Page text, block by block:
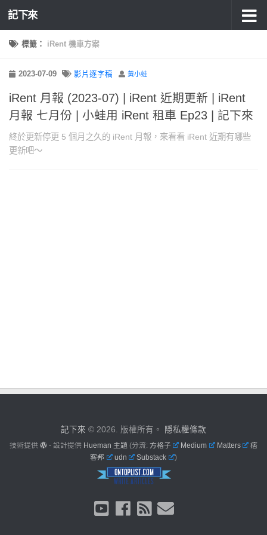
記下來
標籤： iRent 機車方案
2023-07-09 影片逐字稿 黃小蛙
iRent 月報 (2023-07) | iRent 近期更新 | iRent
月報 七月份 | 小蛙用 iRent 租車 Ep23 | 記下來
終於更新停更 5 個月之久的 iRent 月報，來看看 iRent 近期有哪些
更新吧～
記下來 © 2026. 版權所有。 隱私權條款
技術提供 - 設計提供 Hueman 主題 (分流: 方格子 Medium Matters
痞
客邦
udn Substack )